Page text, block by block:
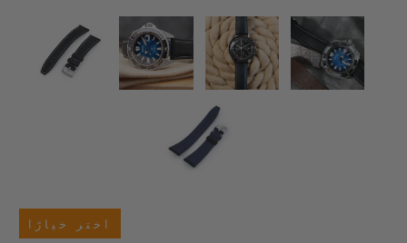
اختر خيارًا